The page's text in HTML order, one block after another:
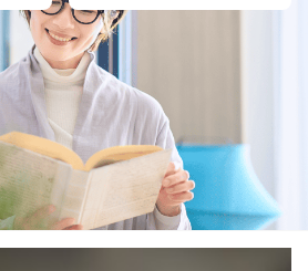
報を開示することがあります。
は具体的には以下のような企業です
ません。
タマーサポート支援会社 、クレジッ
どの決済代行・料金回収会社、広
ス会社
社、出版物発売元、卸売会社、販売
供給者、梱包会社、配送会社、新聞
梱包・配送・配達会社
報の「開示」「訂正」等の請求につ